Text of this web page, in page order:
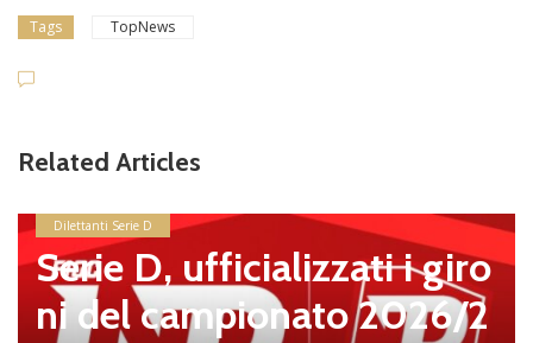
Tags TopNews
Related Articles
Dilettanti Serie D
Serie D, ufficializzati i giro
ni del campionato 2026/2